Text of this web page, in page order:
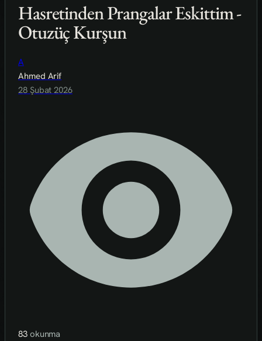
Hasretinden Prangalar Eskittim -
Otuzüç Kurşun
A
Ahmed Arif
28 Şubat 2026
83 okunma